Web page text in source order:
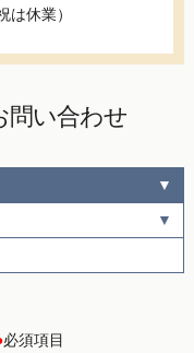
休業）
問い合わせ
必須項目